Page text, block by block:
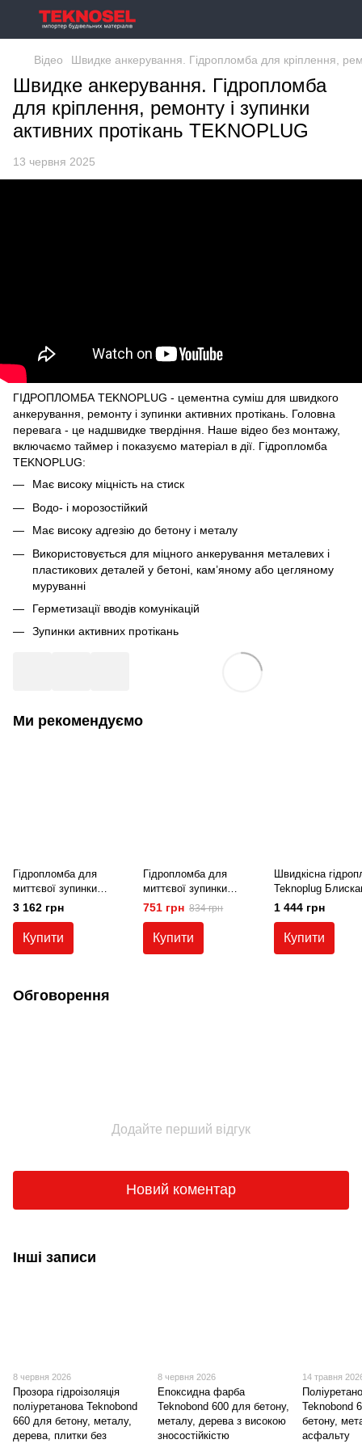
Відео Швидке анкерування. Гідропломба для кріплення,
Швидке анкерування. Гідропломба
для кріплення, ремонту і зупинки
активних протікань TEKNOPLUG
13 червня 2025
ГІДРОПЛОМБА TEKNOPLUG - цементна суміш для швидкого
анкерування, ремонту і зупинки активних протікань. Головна
перевага - це надшвидке твердіння. Наше відео без монтажу,
включаємо таймер і показуємо матеріал в дії. Гідропломба
TEKNOPLUG:
Має високу міцність на стиск
Водо- і морозостійкий
Має високу адгезію до бетону і металу
Використовується для міцного анкерування металевих і
пластикових деталей у бетоні, кам’яному або цегляному
муруванні
Герметизації вводів комунікацій
Зупинки активних протікань
Ми рекомендуємо
Гідропломба для
миттєвої зупинки
активного протікання
води Teknoplug (20 кг)
3 162 грн
Купити
Гідропломба для
миттєвої зупинки
активного протікання
води Teknoplug (5 кг)
751 грн 834 грн
Купити
Швидкісна
Teknoplug
(ремонтна
схоплюється за 2
секунди), 5 кг
1 444 грн
Купити
Обговорення
Додайте перший відгук
Новий коментар
Інші записи
8 червня 2026
Прозора гідроізоляція
поліуретанова Teknobond
660 для бетону, металу,
дерева, плитки без
8 червня 2026
Епоксидна фарба
Teknobond 600 для бетону,
металу, дерева з високою
зносостійкістю
14 травня
Teknobond
бетону,
асфальту